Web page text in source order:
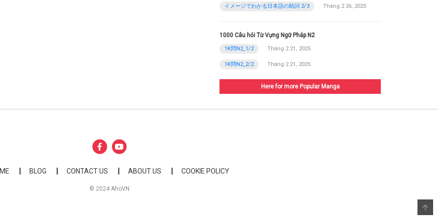
イメージでわかる日本語の助詞 2/3 Tháng 2 26, 2025
1000 Câu hỏi Từ Vựng Ngữ Pháp N2
1K問N2_1/2 Tháng 2 21, 2025
1K問N2_2/2 Tháng 2 21, 2025
Here for more Popular Manga
BLOG CONTACT US ABOUT US COOKIE POLICY
© 2024 AhoVN